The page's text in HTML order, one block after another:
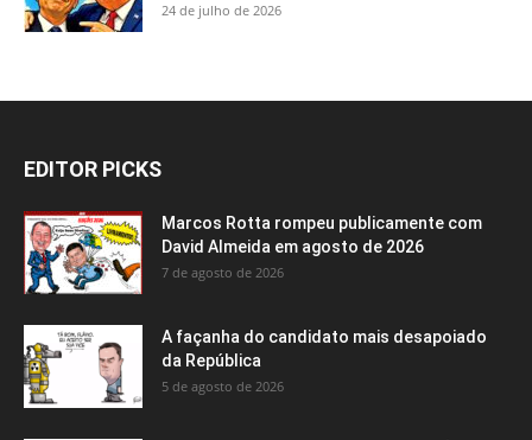
24 de julho de 2026
EDITOR PICKS
Marcos Rotta rompeu publicamente com
David Almeida em agosto de 2026
7 de agosto de 2026
A façanha do candidato mais desapoiado
da República
5 de agosto de 2026